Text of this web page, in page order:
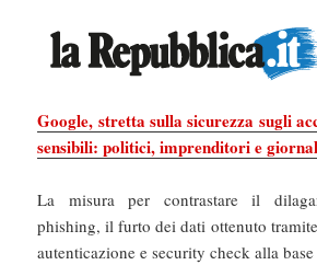
Google, stretta sulla sicurezza sugli
sensibili: politici, imprenditori e
La misura per contrastare il
phishing, il furto dei dati ottenuto
autenticazione e security check alla